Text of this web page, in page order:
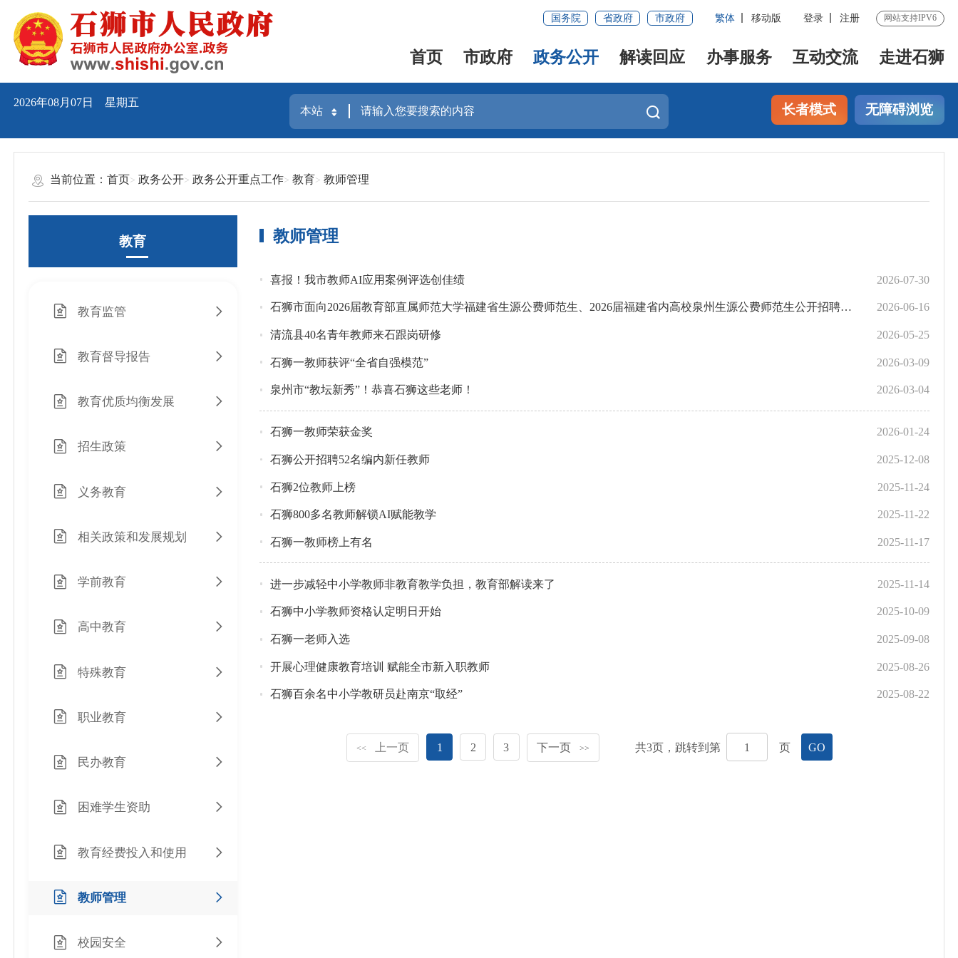
国务院 省政府 市政府 繁体 移动版 登录 注册 网站支持IPV6
首页 市政府 政务公开 解读回应 办事服务 互动交流 走进石狮
2026年08月07日 星期五 长者模式 无障碍浏览
当前位置：首页 政务公开 政务公开重点工作 教育 教师管理
教育
教育监管
教育督导报告
教育优质均衡发展
招生政策
义务教育
相关政策和发展规划
学前教育
高中教育
特殊教育
职业教育
民办教育
困难学生资助
教育经费投入和使用
教师管理
校园安全
教师管理
喜报！我市教师AI应用案例评选创佳绩 2026-07-30
石狮市面向2026届教育部直属师范大学福建省生源公费师范生、2026届福建省内高校泉州生源公费师范生公开招聘编制内新任教师面试工作通知 2026-06-16
清流县40名青年教师来石跟岗研修 2026-05-25
石狮一教师获评“全省自强模范” 2026-03-09
泉州市“教坛新秀”！恭喜石狮这些老师！ 2026-03-04
石狮一教师荣获金奖 2026-01-24
石狮公开招聘52名编内新任教师 2025-12-08
石狮2位教师上榜 2025-11-24
石狮800多名教师解锁AI赋能教学 2025-11-22
石狮一教师榜上有名 2025-11-17
进一步减轻中小学教师非教育教学负担，教育部解读来了 2025-11-14
石狮中小学教师资格认定明日开始 2025-10-09
石狮一老师入选 2025-09-08
开展心理健康教育培训 赋能全市新入职教师 2025-08-26
石狮百余名中小学教研员赴南京“取经” 2025-08-22
<< 上一页 1 2 3 下一页 >> 共3页，跳转到第 页 GO